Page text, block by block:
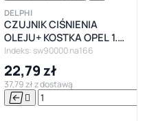


DELPHI
CZUJNIK CIŚNIENIA
OLEJU+ KOSTKA OPEL 1.3
1.9 CDTI
Indeks: sw90000 na166
22,79 zł
37,79 zł z dostawą
 